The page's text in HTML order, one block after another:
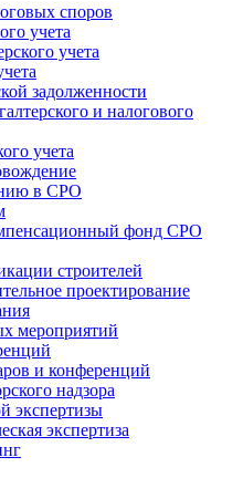
споров
учета
учета
задолженности
и налогового
учета
в СРО
фонд СРО
строителей
проектирование
мероприятий
и конференций
надзора
экспертизы
экспертиза